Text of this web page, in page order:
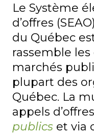
Le Système
d’offres
du Québec
rassemble
marchés
plupart des
Québec. La
appels
publics et via